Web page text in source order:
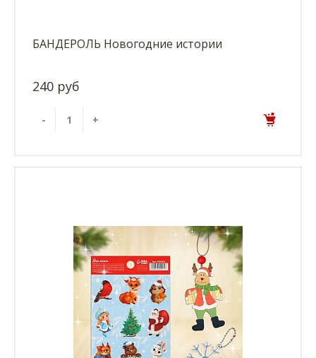
БАНДЕРОЛЬ Новогодние истории
240 руб
- +